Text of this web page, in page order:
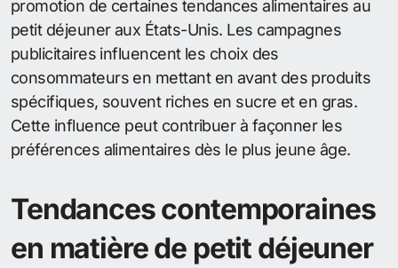
promotion de certaines tendances alimentaires au
petit déjeuner aux États-Unis. Les campagnes
publicitaires influencent les choix des
consommateurs en mettant en avant des produits
spécifiques, souvent riches en sucre et en gras.
Cette influence peut contribuer à façonner les
préférences alimentaires dès le plus jeune âge.
Tendances contemporaines
en matière de petit déjeuner